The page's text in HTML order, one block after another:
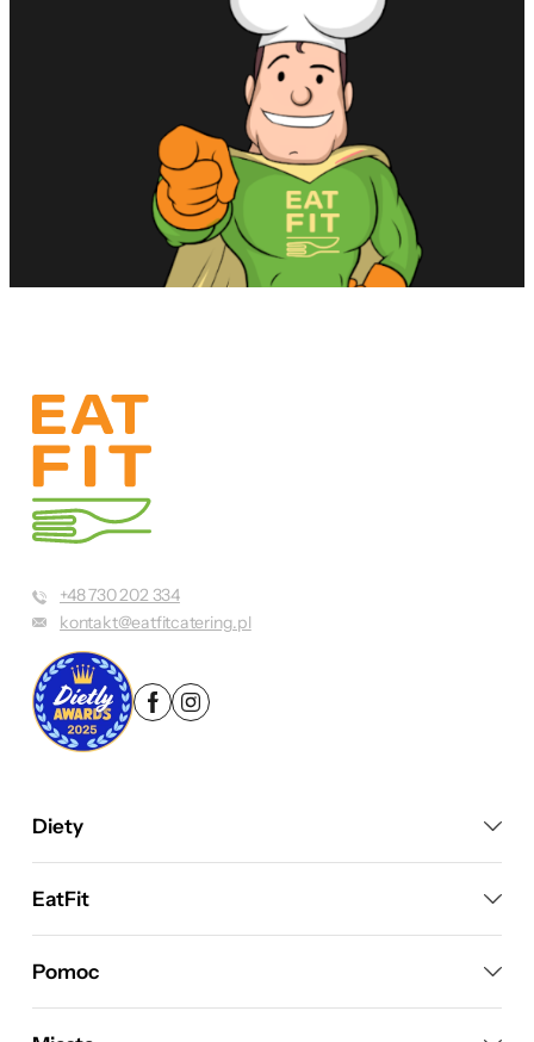
+48 730 202 334
kontakt@eatfitcatering.pl
Diety
EatFit
Pomoc